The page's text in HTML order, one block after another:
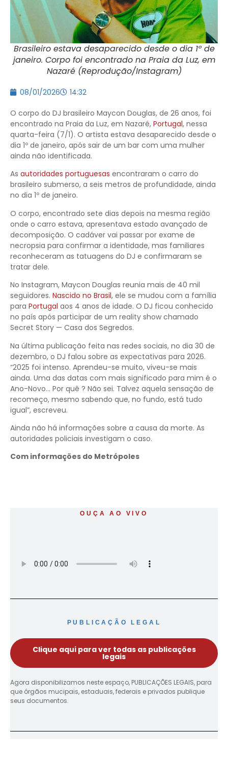
Brasileiro estava desaparecido desde o dia 1º de
janeiro. Corpo foi encontrado na Praia da Luz, em
Nazaré (Reprodução/Instagram)
08/01/2026 14:32
O corpo do DJ brasileiro Maycon Douglas, de 26 anos, foi
encontrado na Praia da Luz, em Nazaré, Portugal, nessa
quarta-feira (7/1). O artista estava desaparecido desde o
dia 1º de janeiro, após sair de um bar com uma mulher
ainda não identificada.
As autoridades portuguesas encontraram o carro do
brasileiro submerso, a seis metros de profundidade, ainda
no dia 1º de janeiro.
O corpo, encontrado sete dias depois na mesma região
onde o carro estava, apresentava estado avançado de
decomposição. O cadáver vai passar por exame de
necropsia para confirmar a identidade, mas familiares
reconheceram as tatuagens do DJ e confirmaram se
tratar dele.
No Instagram, Maycon Douglas reunia mais de 40 mil
seguidores. Nascido no Brasil, ele se mudou com a família
para Portugal aos 4 anos de idade. O DJ ficou conhecido
no país após participar de um reality show chamado
Secret Story — Casa dos Segredos.
Na última publicação feita nas redes sociais, no dia 30 de
dezembro, o DJ falou sobre as expectativas para 2026.
“2025 foi intenso. Aprendeu-se muito, viveu-se mais
ainda. Uma das datas com mais significado para mim é o
Ano-Novo… Por quê ? Não sei. Talvez aquela sensação de
recomeço, mesmo sabendo que, no fundo, está tudo
igual”, escreveu.
Ainda não há informações sobre a causa da morte. As
autoridades policiais investigam o caso.
Com informações do Metrópoles
OUÇA AO VIVO
PUBLICAÇÃO LEGAL
Clique aqui para ver todas as publicações
legais
Agora disponibilizamos neste espaço, PUBLICAÇÕES LEGAIS, para
que órgãos mucipais, estaduais, federais e privados publique
seus documentos.